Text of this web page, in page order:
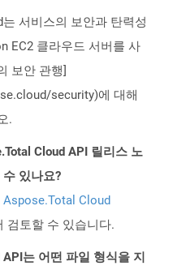
서비스의 보안과 탄력성
EC2 클라우드 서버를 사
보안 관행]
security)에 대해
.
Cloud API 릴리스 노
있나요?
Aspose.Total Cloud
검토할 수 있습니다.
는 어떤 파일 형식을 지